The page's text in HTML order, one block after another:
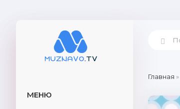
МЕНЮ
Главная »